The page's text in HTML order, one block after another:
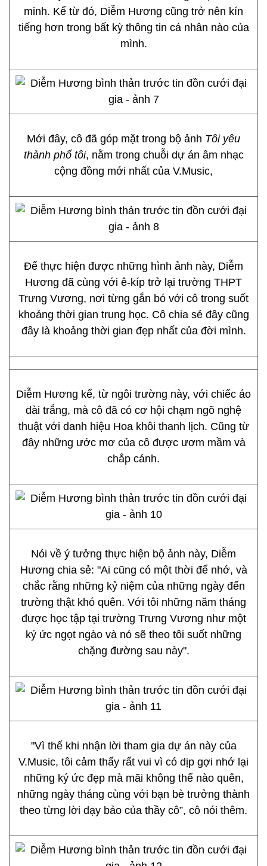
minh. Kể từ đó, Diễm Hương cũng trở nên kín
tiếng hơn trong bất kỳ thông tin cá nhân nào của
mình.
Mới đây, cô đã góp mặt trong bộ ảnh Tôi yêu
thành phố tôi, nằm trong chuỗi dự án âm nhạc
cộng đồng mới nhất của V.Music,
Để thực hiện được những hình ảnh này, Diễm
Hương đã cùng với ê-kíp trở lại trường THPT
Trưng Vương, nơi từng gắn bó với cô trong suốt
khoảng thời gian trung học. Cô chia sẻ đây cũng
đây là khoảng thời gian đẹp nhất của đời mình.
Diễm Hương kể, từ ngôi trường này, với chiếc áo
dài trắng, mà cô đã có cơ hội chạm ngõ nghệ
thuật với danh hiệu Hoa khôi thanh lịch. Cũng từ
đây những ước mơ của cô được ươm mầm và
chắp cánh.
Nói về ý tưởng thực hiện bộ ảnh này, Diễm
Hương chia sẻ: "Ai cũng có một thời để nhớ, và
chắc rằng những kỷ niệm của những ngày đến
trường thật khó quên. Với tôi những năm tháng
được học tập tại trường Trưng Vương như một
ký ức ngọt ngào và nó sẽ theo tôi suốt những
chặng đường sau này".
"Vì thế khi nhận lời tham gia dự án này của
V.Music, tôi cảm thấy rất vui vì có dịp gợi nhớ lại
những ký ức đẹp mà mãi không thể nào quên,
những ngày tháng cùng với bạn bè trưởng thành
theo từng lời dạy bảo của thầy cô”, cô nói thêm.